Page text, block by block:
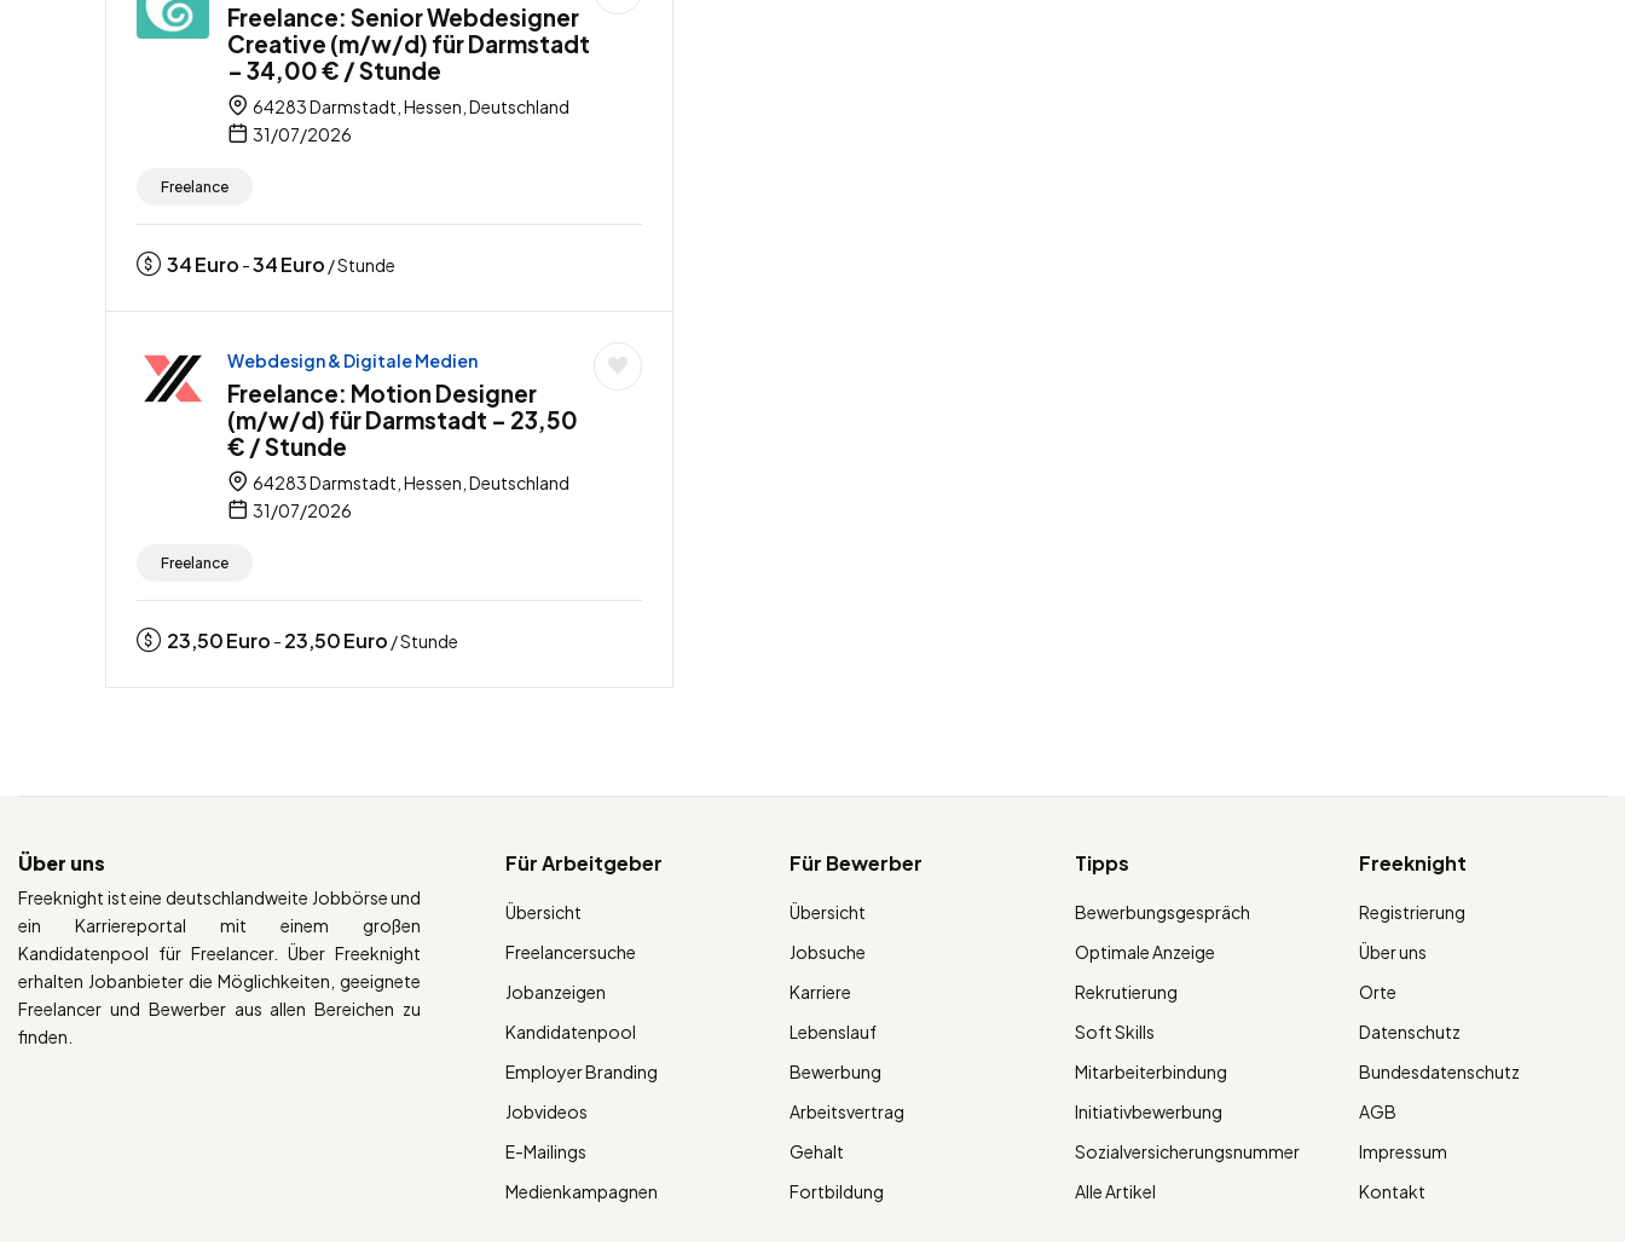
Freelance: Senior Webdesigner
Creative (m/w/d) für Darmstadt
– 34,00 € / Stunde
64283 Darmstadt, Hessen, Deutschland
31/07/2026
Freelance
34Euro -34Euro / Stunde
Webdesign & Digitale Medien
Freelance: Motion Designer
(m/w/d) für Darmstadt – 23,50
€ / Stunde
64283 Darmstadt, Hessen, Deutschland
31/07/2026
Freelance
23,50Euro - 23,50Euro / Stunde
Über uns
Freeknight ist eine deutschlandweite Jobbörse und
ein Karriereportal mit einem großen
Kandidatenpool für Freelancer. Über Freeknight
erhalten Jobanbieter die Möglichkeiten, geeignete
Freelancer und Bewerber aus allen Bereichen zu
finden.
Für Arbeitgeber
Übersicht
Freelancersuche
Jobanzeigen
Kandidatenpool
Employer Branding
Jobvideos
E-Mailings
Medienkampagnen
Für Bewerber
Übersicht
Jobsuche
Karriere
Lebenslauf
Bewerbung
Arbeitsvertrag
Gehalt
Fortbildung
Tipps
Bewerbungsgespräch
Optimale Anzeige
Rekrutierung
Soft Skills
Mitarbeiterbindung
Initiativbewerbung
Sozialversicherungsnummer
Alle Artikel
Freeknight
Registrierung
Über uns
Orte
Datenschutz
Bundesdatenschutz
AGB
Impressum
Kontakt